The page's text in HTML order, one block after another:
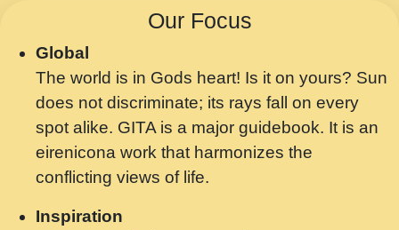
Chahe Ram Ho Chahe Shyam Ho.mp3
मझ अपन जवन बनन न आय, रठ हर क मनन न आय
Shri ravinandan shastri ji maharaj.mp3
मन अशांत मंत्र जाप - गीता प्रेरणा -Swami
Gyananand Ji Maharaj.mp3
मन बध लय परम वल कगन Special Shyam
Saawariya.mp3
Our Focus
Global
The world is in Gods heart! Is it on yours? Sun
does not discriminate; its rays fall on every
spot alike. GITA is a major guidebook. It is an
eirenicona work that harmonizes the
conflicting views of life.
Inspiration